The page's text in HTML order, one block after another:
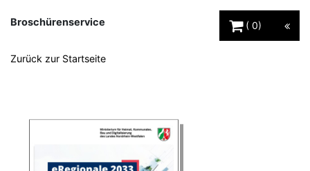
Broschürenservice
0
Zurück zur Startseite